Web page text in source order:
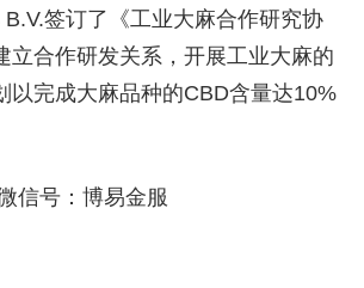
签订了《工业大麻合作研究协
立合作研发关系，开展工业大麻的
以完成大麻品种的CBD含量达10%
号：博易金服